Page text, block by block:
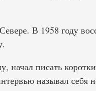
В 1958 году
писать
называл себя